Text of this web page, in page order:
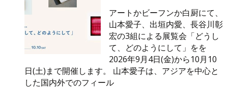
アートかビーフンか白厨にて、
山本愛子、出垣内愛、長谷川彰
宏の3組による展覧会「どうし
て、どのようにして」をを
2026年9月4日(金)から10月10
日(土)まで開催します。 山本愛子は、アジアを中心と
した国内外でのフィール